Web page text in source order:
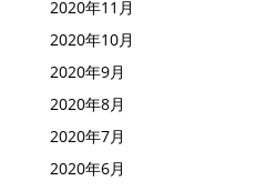
2021年1月
2020年11月
2020年10月
2020年9月
2020年8月
2020年7月